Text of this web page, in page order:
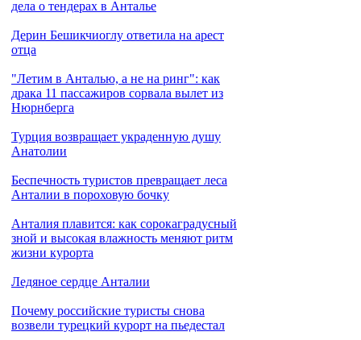
дела о тендерах в Анталье
Дерин Бешикчиоглу ответила на арест
отца
"Летим в Анталью, а не на ринг": как
драка 11 пассажиров сорвала вылет из
Нюрнберга
Турция возвращает украденную душу
Анатолии
Беспечность туристов превращает леса
Анталии в пороховую бочку
Анталия плавится: как сорокаградусный
зной и высокая влажность меняют ритм
жизни курорта
Ледяное сердце Анталии
Почему российские туристы снова
возвели турецкий курорт на пьедестал